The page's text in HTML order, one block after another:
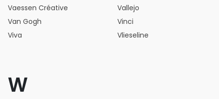
Vaessen Créative
Vallejo
Van Gogh
Vinci
Viva
Vlieseline
W